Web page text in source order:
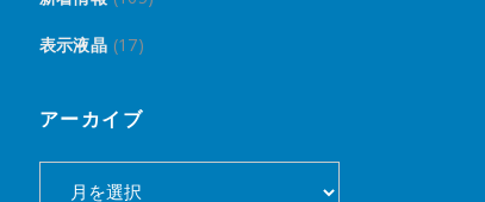
表示液晶 (17)
アーカイブ